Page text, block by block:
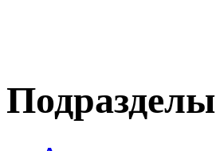
Подразделы